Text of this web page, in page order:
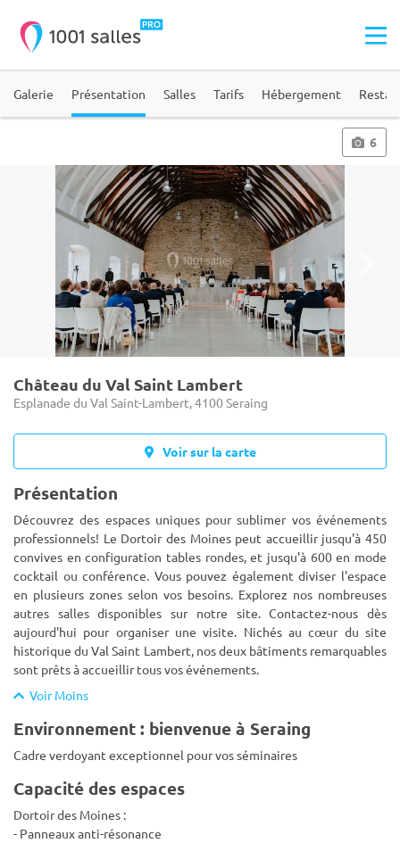
Galerie Présentation Salles Tarifs Hébergement
6
Château du Val Saint Lambert
Esplanade du Val Saint-Lambert, 4100 Seraing
Voir sur la carte
Présentation
Découvrez des espaces uniques pour sublimer vos événements
professionnels! Le Dortoir des Moines peut accueillir jusqu'à 450
convives en configuration tables rondes, et jusqu'à 600 en mode
cocktail ou conférence. Vous pouvez également diviser l'espace
en plusieurs zones selon vos besoins. Explorez nos nombreuses
autres salles disponibles sur notre site. Contactez-nous dès
aujourd'hui pour organiser une visite. Nichés au cœur du site
historique du Val Saint Lambert, nos deux bâtiments remarquables
sont prêts à accueillir tous vos événements.
Voir Moins
Environnement : bienvenue à Seraing
Cadre verdoyant exceptionnel pour vos séminaires
Capacité des espaces
Dortoir des Moines :
- Panneaux anti-résonance